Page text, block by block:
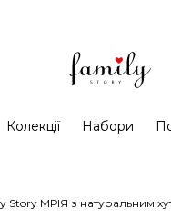
Колекції Набори
Story МРІЯ з натуральним